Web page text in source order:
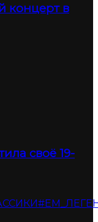
концерт в
своё 19-